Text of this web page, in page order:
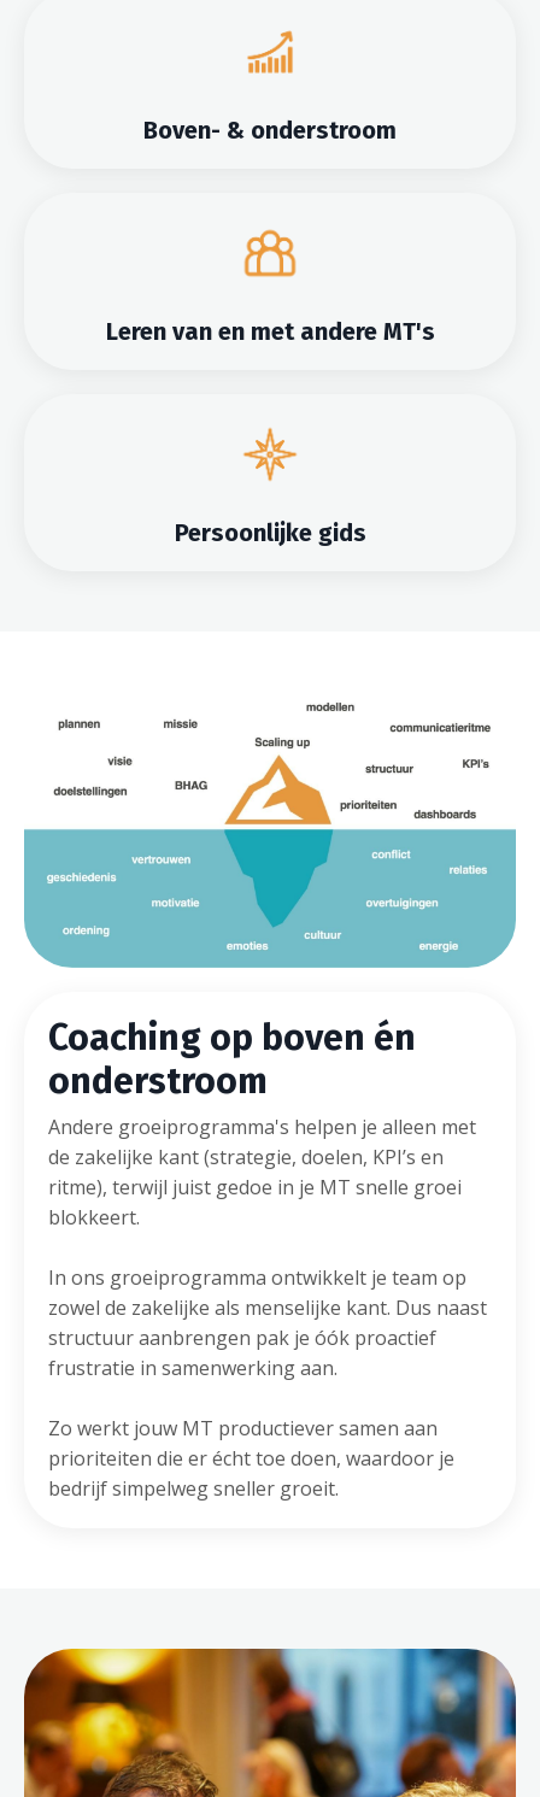
Boven- & onderstroom
Leren van en met andere MT's
Persoonlijke gids
Coaching op boven én
onderstroom
Andere groeiprogramma's helpen je alleen met
de zakelijke kant (strategie, doelen, KPI’s en
ritme), terwijl juist gedoe in je MT snelle groei
blokkeert.
In ons groeiprogramma ontwikkelt je team op
zowel de zakelijke als menselijke kant. Dus naast
structuur aanbrengen pak je óók proactief
frustratie in samenwerking aan.
Zo werkt jouw MT productiever samen aan
prioriteiten die er écht toe doen, waardoor je
bedrijf simpelweg sneller groeit.